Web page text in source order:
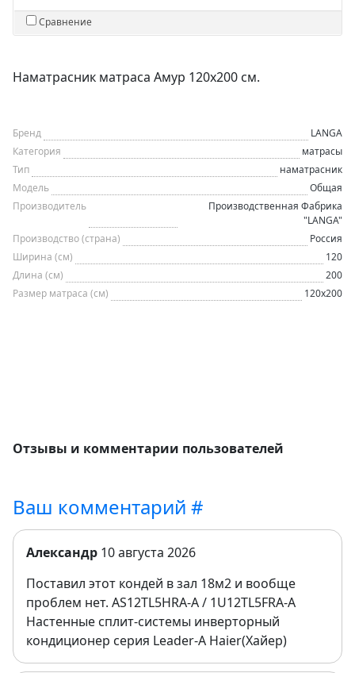
Сравнение
Наматрасник матраса Амур 120х200 см.
Бренд
LANGA
Категория
матрасы
Тип
наматрасник
Модель
Общая
Производитель
Производственная Фабрика
"LANGA"
Производство (страна)
Россия
Ширина (см)
120
Длина (см)
200
Размер матраса (см)
120х200
Отзывы и комментарии пользователей
Ваш комментарий #
Александр 10 августа 2026
Поставил этот кондей в зал 18м2 и вообще
проблем нет. AS12TL5HRA-A / 1U12TL5FRA-A
Настенные сплит-системы инверторный
кондиционер серия Leader-A Haier(Хайер)